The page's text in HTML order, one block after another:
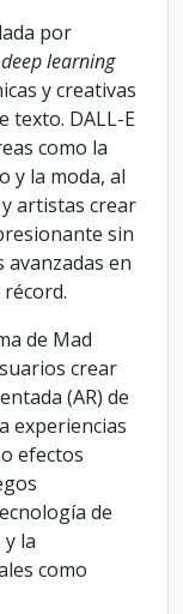
por
deep learning
y creativas
texto. DALL-E
como la
y la moda, al
artistas crear
sin
avanzadas en
de Mad
crear
(AR) de
experiencias
efectos
de
la
como